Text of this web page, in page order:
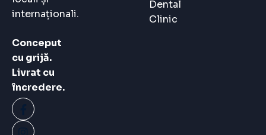
internaționali.
Conceput
cu grijă.
Livrat cu
încredere.
Dental
Clinic